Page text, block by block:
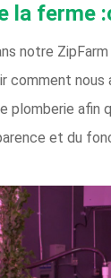
la ferme
notre
comment nous
plomberie afin
et du